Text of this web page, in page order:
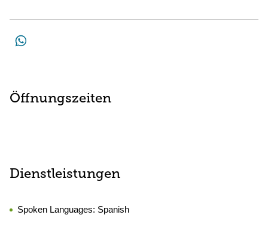
Öffnungszeiten
Dienstleistungen
Spoken Languages: Spanish